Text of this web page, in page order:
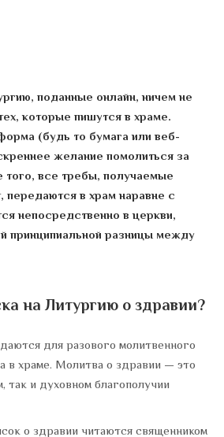
поданные онлайн, ничем не
которые пишутся в храме.
(будь то бумага или веб-
желание помолиться за
того, все требы, получаемые
передаются в храм наравне с
непосредственно в церкви,
принципиальной разницы между
на Литургию о здравии?
для разового молитвенного
в храме. Молитва о здравии — это
так и духовном благополучии
о здравии читаются священником